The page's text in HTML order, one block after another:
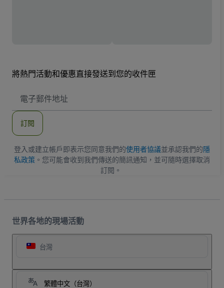
將熱門活動和優惠直接發送到您的收件匣
子
地
訂閱
登入或建立帳戶即表示您同意我們的使用者協議並承認我們的隱
私政策 。您可能會收到我們傳送的簡訊通知，並可隨時選擇取消
訂閱。
世界各地的現場活動
台灣
繁體中文（台灣）